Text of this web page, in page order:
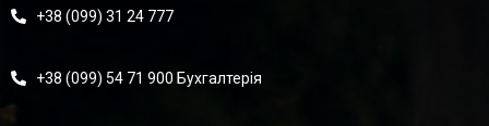
+38 (099) 31 24 777
+38 (099) 54 71 900 Бухгалтерія